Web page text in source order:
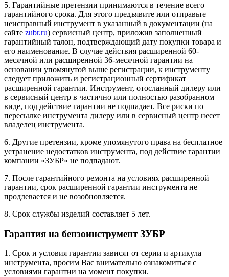
5. Гарантийные претензии принимаются в течение всего
гарантийного срока. Для этого предъявите или отправьте
неисправный инструмент в указанный в документации (на
сайте zubr.ru) сервисный центр, приложив заполненный
гарантийный талон, подтверждающий дату покупки товара и
его наименование. В случае действия расширенной 60-
месячной или расширенной 36-месячной гарантии на
основании упомянутой выше регистрации, к инструменту
следует приложить и регистрационный сертификат
расширенной гарантии. Инструмент, отосланный дилеру или
в сервисный центр в частично или полностью разобранном
виде, под действие гарантии не подпадает. Все риски по
пересылке инструмента дилеру или в сервисный центр несет
владелец инструмента.
6. Другие претензии, кроме упомянутого права на бесплатное
устранение недостатков инструмента, под действие гарантии
компании «ЗУБР» не подпадают.
7. После гарантийного ремонта на условиях расширенной
гарантии, срок расширенной гарантии инструмента не
продлевается и не возобновляется.
8. Срок службы изделий составляет 5 лет.
Гарантия на бензоинструмент ЗУБР
1. Срок и условия гарантии зависят от серии и артикула
инструмента, просим Вас внимательно ознакомиться с
условиями гарантии на момент покупки.